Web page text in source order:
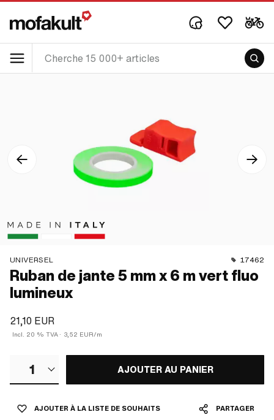
UNIVERSEL 17462
Ruban de jante 5 mm x 6 m vert fluo
lumineux
21,10 EUR
Incl. 20 % TVA · 3,52 EUR/m
1 AJOUTER AU PANIER
AJOUTER À LA LISTE DE SOUHAITS PARTAGER